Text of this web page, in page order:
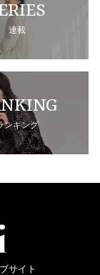
連載
ンキング
サイト